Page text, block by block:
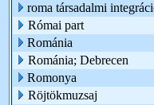
roma társadalmi
Római part
Románia
Románia; Debrecen
Romonya
Röjtökmuzsaj